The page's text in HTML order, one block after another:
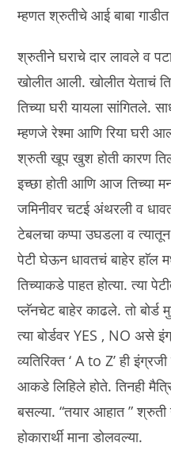
म्हणत श्रुतीचे आई बाबा
श्रुतीने घराचे दार लावले व
खोलीत आली. खोलीत येताचं
तिच्या घरी यायला सांगितले.
म्हणजे रेश्मा आणि रिया घरी
श्रुती खूप खुश होती कारण
इच्छा होती आणि आज तिच्या
जमिनीवर चटई अंथरली व
टेबलचा कप्पा उघडला व त्यातून
पेटी घेऊन धावतचं बाहेर हाॅल
तिच्याकडे पाहत होत्या. त्या
प्लॅनचेट बाहेर काढले. तो बोर्ड
त्या बोर्डवर YES , NO असे
व्यतिरिक्त ‘ A to Z’ ही
आकडे लिहिले होते. तिनही
बसल्या. “तयार आहात ” श्रुती
होकारार्थी माना डोलवल्या.